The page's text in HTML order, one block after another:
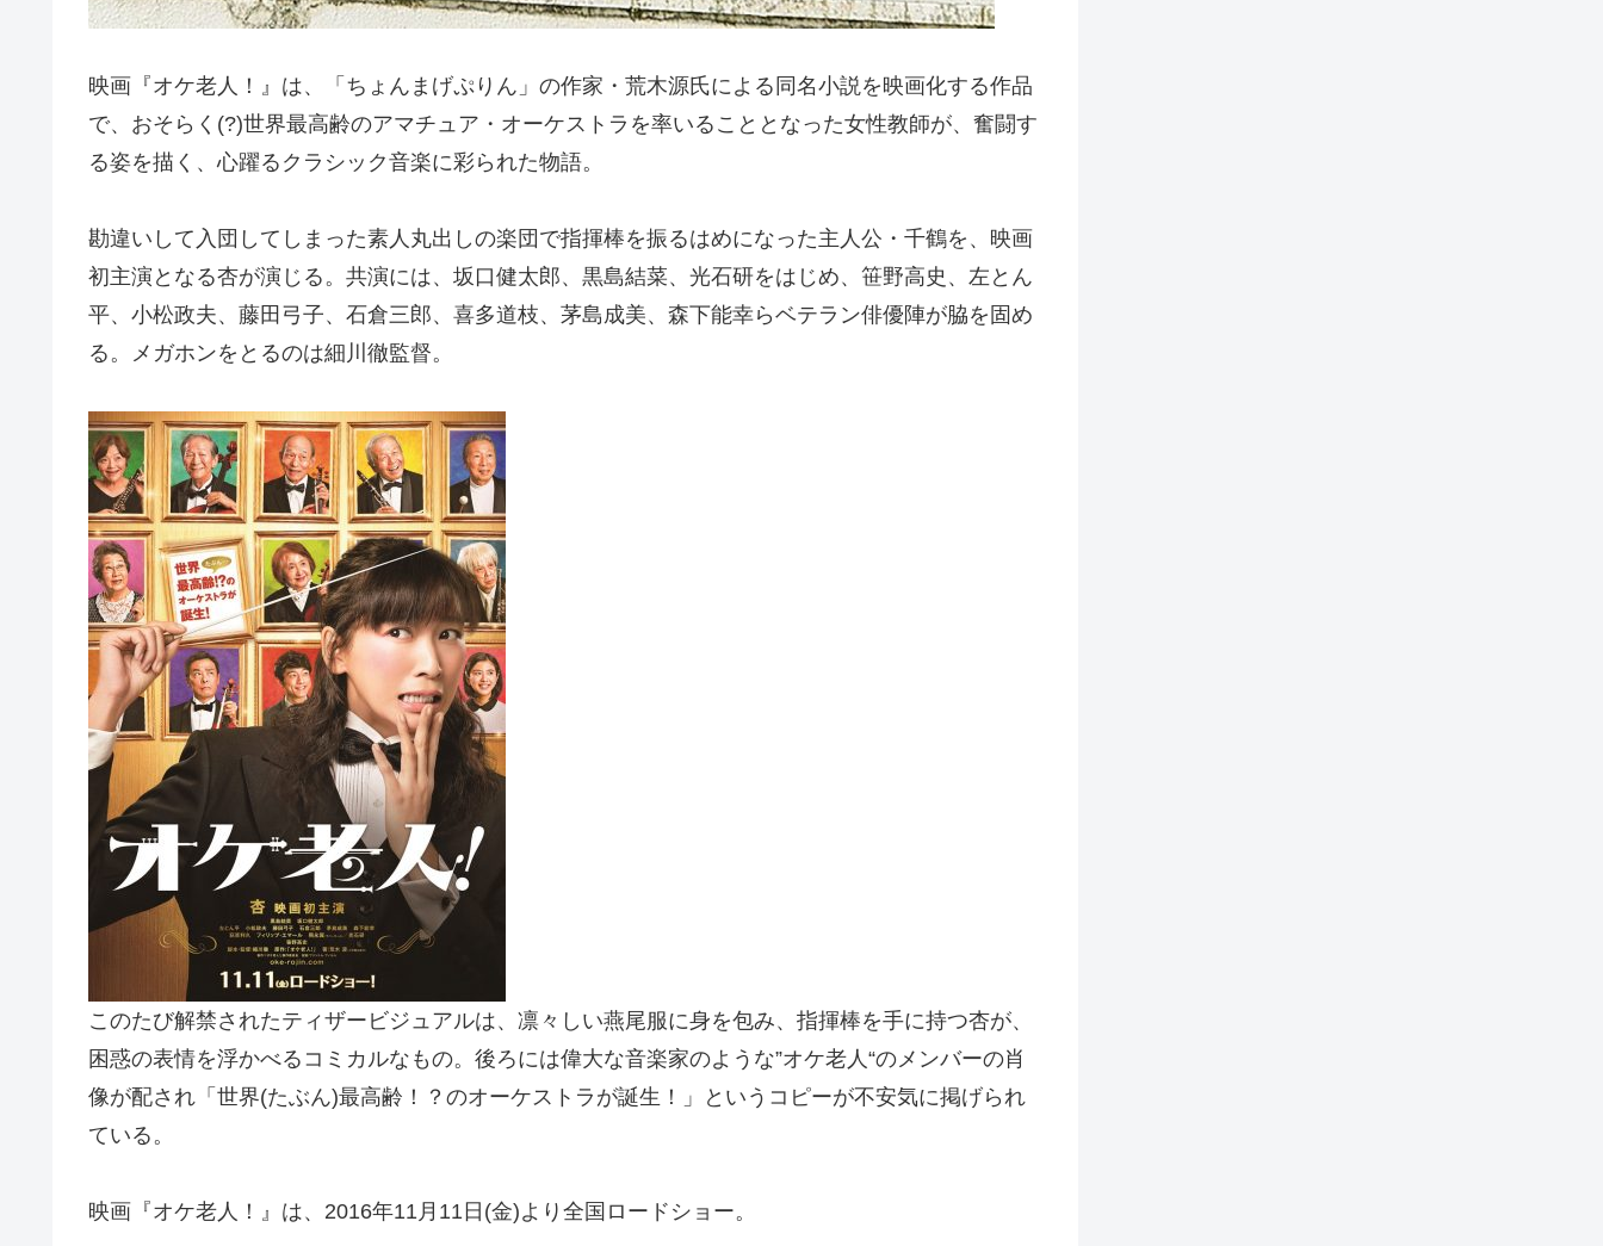
映画『オケ老人！』は、「ちょんまげぷりん」の作家・荒木源氏による同名小説を映画化する作品
で、おそらく(?)世界最高齢のアマチュア・オーケストラを率いることとなった女性教師が、奮闘す
る姿を描く、心躍るクラシック音楽に彩られた物語。
勘違いして入団してしまった素人丸出しの楽団で指揮棒を振るはめになった主人公・千鶴を、映画
初主演となる杏が演じる。共演には、坂口健太郎、黒島結菜、光石研をはじめ、笹野高史、左とん
平、小松政夫、藤田弓子、石倉三郎、喜多道枝、茅島成美、森下能幸らベテラン俳優陣が脇を固め
る。メガホンをとるのは細川徹監督。
このたび解禁されたティザービジュアルは、凛々しい燕尾服に身を包み、指揮棒を手に持つ杏が、
困惑の表情を浮かべるコミカルなもの。後ろには偉大な音楽家のような”オケ老人“のメンバーの肖
像が配され「世界(たぶん)最高齢！？のオーケストラが誕生！」というコピーが不安気に掲げられ
ている。
映画『オケ老人！』は、2016年11月11日(金)より全国ロードショー。